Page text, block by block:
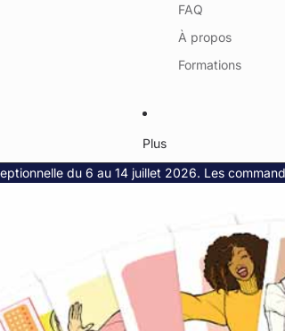
FAQ
À propos
Formations
Plus
du 6 au 14 juillet 2026. Les